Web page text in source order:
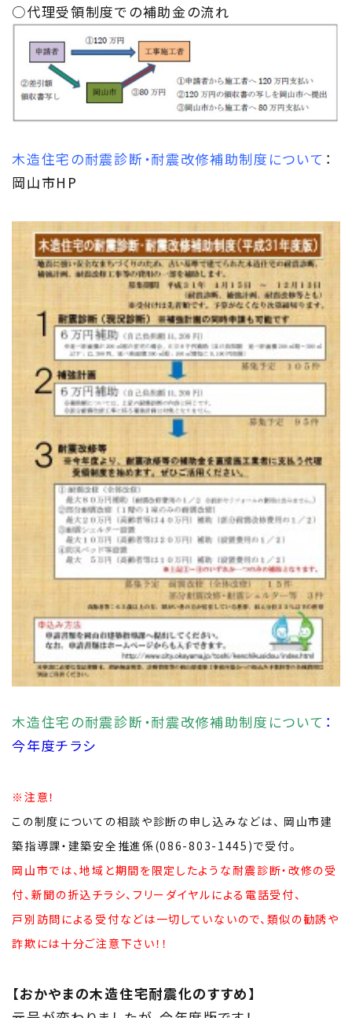
○代理受領制度での補助金の流れ
木造住宅の耐震診断・耐震改修補助制度について ：
岡山市HP
木造住宅の耐震診断・耐震改修補助制度について ：
今年度チラシ
※注意！
この制度についての相談や診断の申し込みなどは、 岡山市建
築指導課・建築安全推進係(086-803-1445)で受付。
岡山市では、地域と期間を限定したような耐震診断・改修の受
付、新聞の折込チラシ、フリーダイヤルによる電話受付、
戸別訪問による受付などは一切していないので、類似の勧誘や
詐欺には十分ご注意下さい！！
【おかやまの木造住宅耐震化のすすめ】